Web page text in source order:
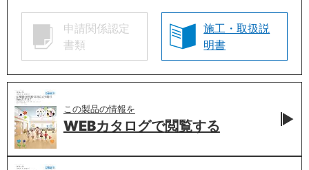
申請関係認定
書類
施工・取扱説
明書
この製品の情報を
WEBカタログで閲覧する